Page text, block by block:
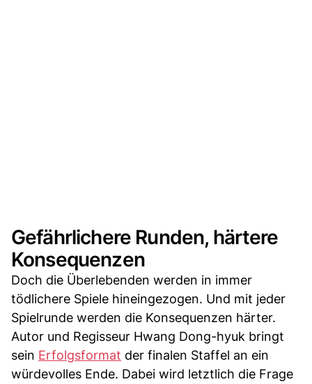
Gefährlichere Runden, härtere
Konsequenzen
Doch die Überlebenden werden in immer
tödlichere Spiele hineingezogen. Und mit jeder
Spielrunde werden die Konsequenzen härter.
Autor und Regisseur Hwang Dong-hyuk bringt
sein Erfolgsformat der finalen Staffel an ein
würdevolles Ende. Dabei wird letztlich die Frage